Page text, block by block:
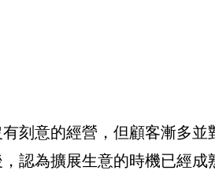
刻意的經營，但顧客漸多
認為擴展生意的時機已經